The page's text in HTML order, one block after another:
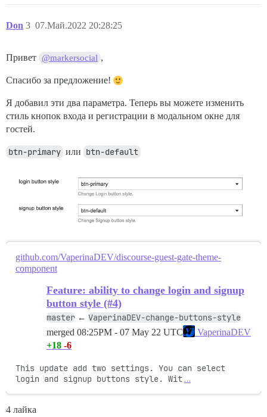
Don 07.Май.2022 20:28:25
3
Привет @markersocial ,
Спасибо за предложение!
Я добавил эти два параметра. Теперь вы можете изменить
стиль кнопок входа и регистрации в модальном окне для
гостей.
btn-primary или btn-default
github.com/VaperinaDEV/discourse-guest-gate-theme-
component
Feature: ability to change login and signup
button style (#4)
master ← VaperinaDEV-change-buttons-style
merged 08:25PM - 07 May 22 UTC
VaperinaDEV
+18 -6
This update add two settings. You can select
login and signup buttons style. Wit …
4 лайка